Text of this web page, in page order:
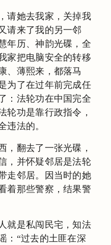
请她去我家，关掉我
请来了我的另一邻
年历、神韵光碟，全
家把电脑安全的转移
、薄熙来，都落马
为了在过年前完成任
：法轮功在中国完全
轮功是靠行政指令，
违法的。
，翻去了一张光碟，
，并怀疑邻居是法轮
走邻居。因当时的她
着那些警察，结果警
就是私闯民宅，知法
：“过去的土匪在深